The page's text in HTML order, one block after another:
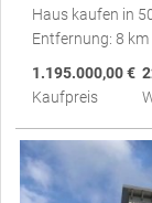
Haus kaufen in
Entfernung: 8 km
1.195.000,00 €
Kaufpreis